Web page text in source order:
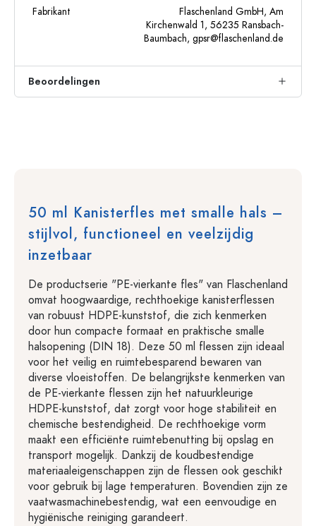
Fabrikant
Flaschenland GmbH, Am
Kirchenwald 1, 56235 Ransbach-
Baumbach, gpsr@flaschenland.de
Beoordelingen
50 ml Kanisterfles met smalle hals –
stijlvol, functioneel en veelzijdig
inzetbaar
De productserie "PE-vierkante fles" van Flaschenland
omvat hoogwaardige, rechthoekige kanisterflessen
van robuust HDPE-kunststof, die zich kenmerken
door hun compacte formaat en praktische smalle
halsopening (DIN 18). Deze 50 ml flessen zijn ideaal
voor het veilig en ruimtebesparend bewaren van
diverse vloeistoffen. De belangrijkste kenmerken van
de PE-vierkante flessen zijn het natuurkleurige
HDPE-kunststof, dat zorgt voor hoge stabiliteit en
chemische bestendigheid. De rechthoekige vorm
maakt een efficiënte ruimtebenutting bij opslag en
transport mogelijk. Dankzij de koudbestendige
materiaaleigenschappen zijn de flessen ook geschikt
voor gebruik bij lage temperaturen. Bovendien zijn ze
vaatwasmachinebestendig, wat een eenvoudige en
hygiënische reiniging garandeert.